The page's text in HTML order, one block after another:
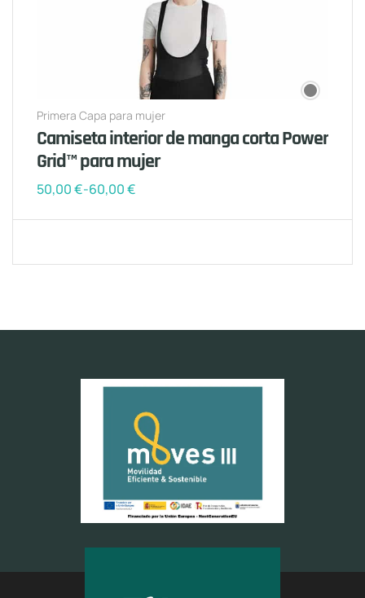
Primera Capa para mujer
Camiseta interior de manga corta Power
Grid™ para mujer
50,00€-60,00€